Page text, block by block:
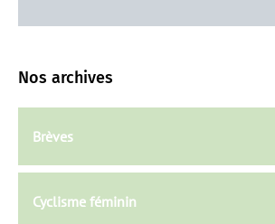
Nos archives
Brèves
Cyclisme féminin